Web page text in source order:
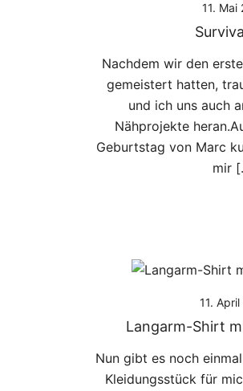
11. Mai
Nachdem wir den
gemeistert hatten,
und ich uns auch
Nähprojekte
Geburtstag von Marc
mir
11.
Langarm-Shirt
Nun gibt es noch
Kleidungsstück für